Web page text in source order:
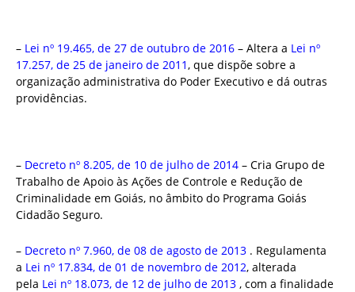
– Lei nº 19.465, de 27 de outubro de 2016 – Altera a Lei nº
17.257, de 25 de janeiro de 2011, que dispõe sobre a
organização administrativa do Poder Executivo e dá outras
providências.
– Decreto nº 8.205, de 10 de julho de 2014 – Cria Grupo de
Trabalho de Apoio às Ações de Controle e Redução de
Criminalidade em Goiás, no âmbito do Programa Goiás
Cidadão Seguro.
– Decreto nº 7.960, de 08 de agosto de 2013 . Regulamenta
a Lei nº 17.834, de 01 de novembro de 2012, alterada
pela Lei nº 18.073, de 12 de julho de 2013 , com a finalidade